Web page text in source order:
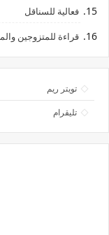
فعالية للسناقل
قراءة للمتزوجين
تويتر ريم
تليقرام